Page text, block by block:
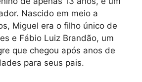
Nascido em meio a
Miguel era o filho único de
e Fábio Luiz Brandão, um
que chegou após anos de
para seus pais.